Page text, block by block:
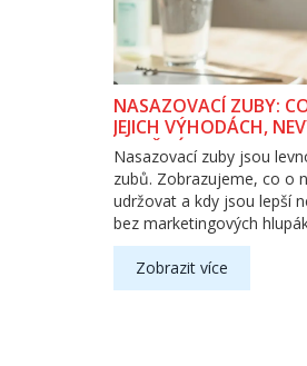
NASAZOVACÍ ZUBY:
JEJICH VÝHODÁCH,
POUŽITÍ
Nasazovací zuby jsou
zubů. Zobrazujeme, co o
udržovat a kdy jsou lepší
bez marketingových
Zobrazit více